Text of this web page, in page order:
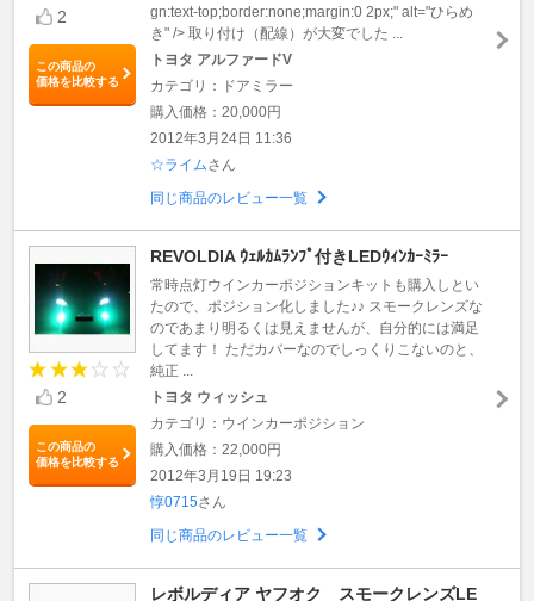
2
この商品の
価格を比較する
gn:text-top;border:none;margin:0 2px;" alt="ひらめ
き" /> 取り付け（配線）が大変でした ...
トヨタ アルファードV
カテゴリ：ドアミラー
購入価格：20,000円
2012年3月24日 11:36
☆ライムさん
同じ商品のレビュー一覧
2
この商品の
価格を比較する
REVOLDIA ｳｪﾙｶﾑﾗﾝﾌﾟ付きLEDｳｨﾝｶｰﾐﾗｰ
常時点灯ウインカーポジションキットも購入しとい
たので、ポジション化しました♪♪ スモークレンズな
のであまり明るくは見えませんが、自分的には満足
してます！ ただカバーなのでしっくりこないのと、
純正 ...
トヨタ ウィッシュ
カテゴリ：ウインカーポジション
購入価格：22,000円
2012年3月19日 19:23
惇0715さん
同じ商品のレビュー一覧
レボルディア ヤフオク スモークレンズLE